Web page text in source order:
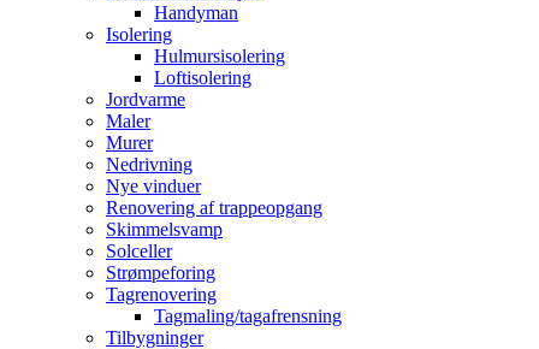
Handyman
Isolering
Hulmursisolering
Loftisolering
Jordvarme
Maler
Murer
Nedrivning
Nye vinduer
Renovering af trappeopgang
Skimmelsvamp
Solceller
Strømpeforing
Tagrenovering
Tagmaling/tagafrensning
Tilbygninger